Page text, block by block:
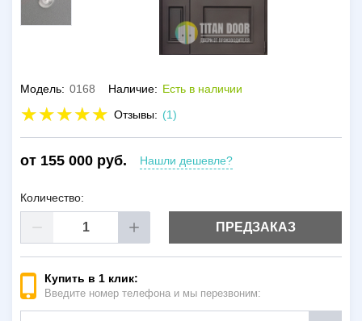
Модель: 0168 Наличие: Есть в наличии
Отзывы: (1)
от 155 000 руб. Нашли дешевле?
Количество:
ПРЕДЗАКАЗ
Купить в 1 клик:
Введите номер телефона и мы перезвоним: